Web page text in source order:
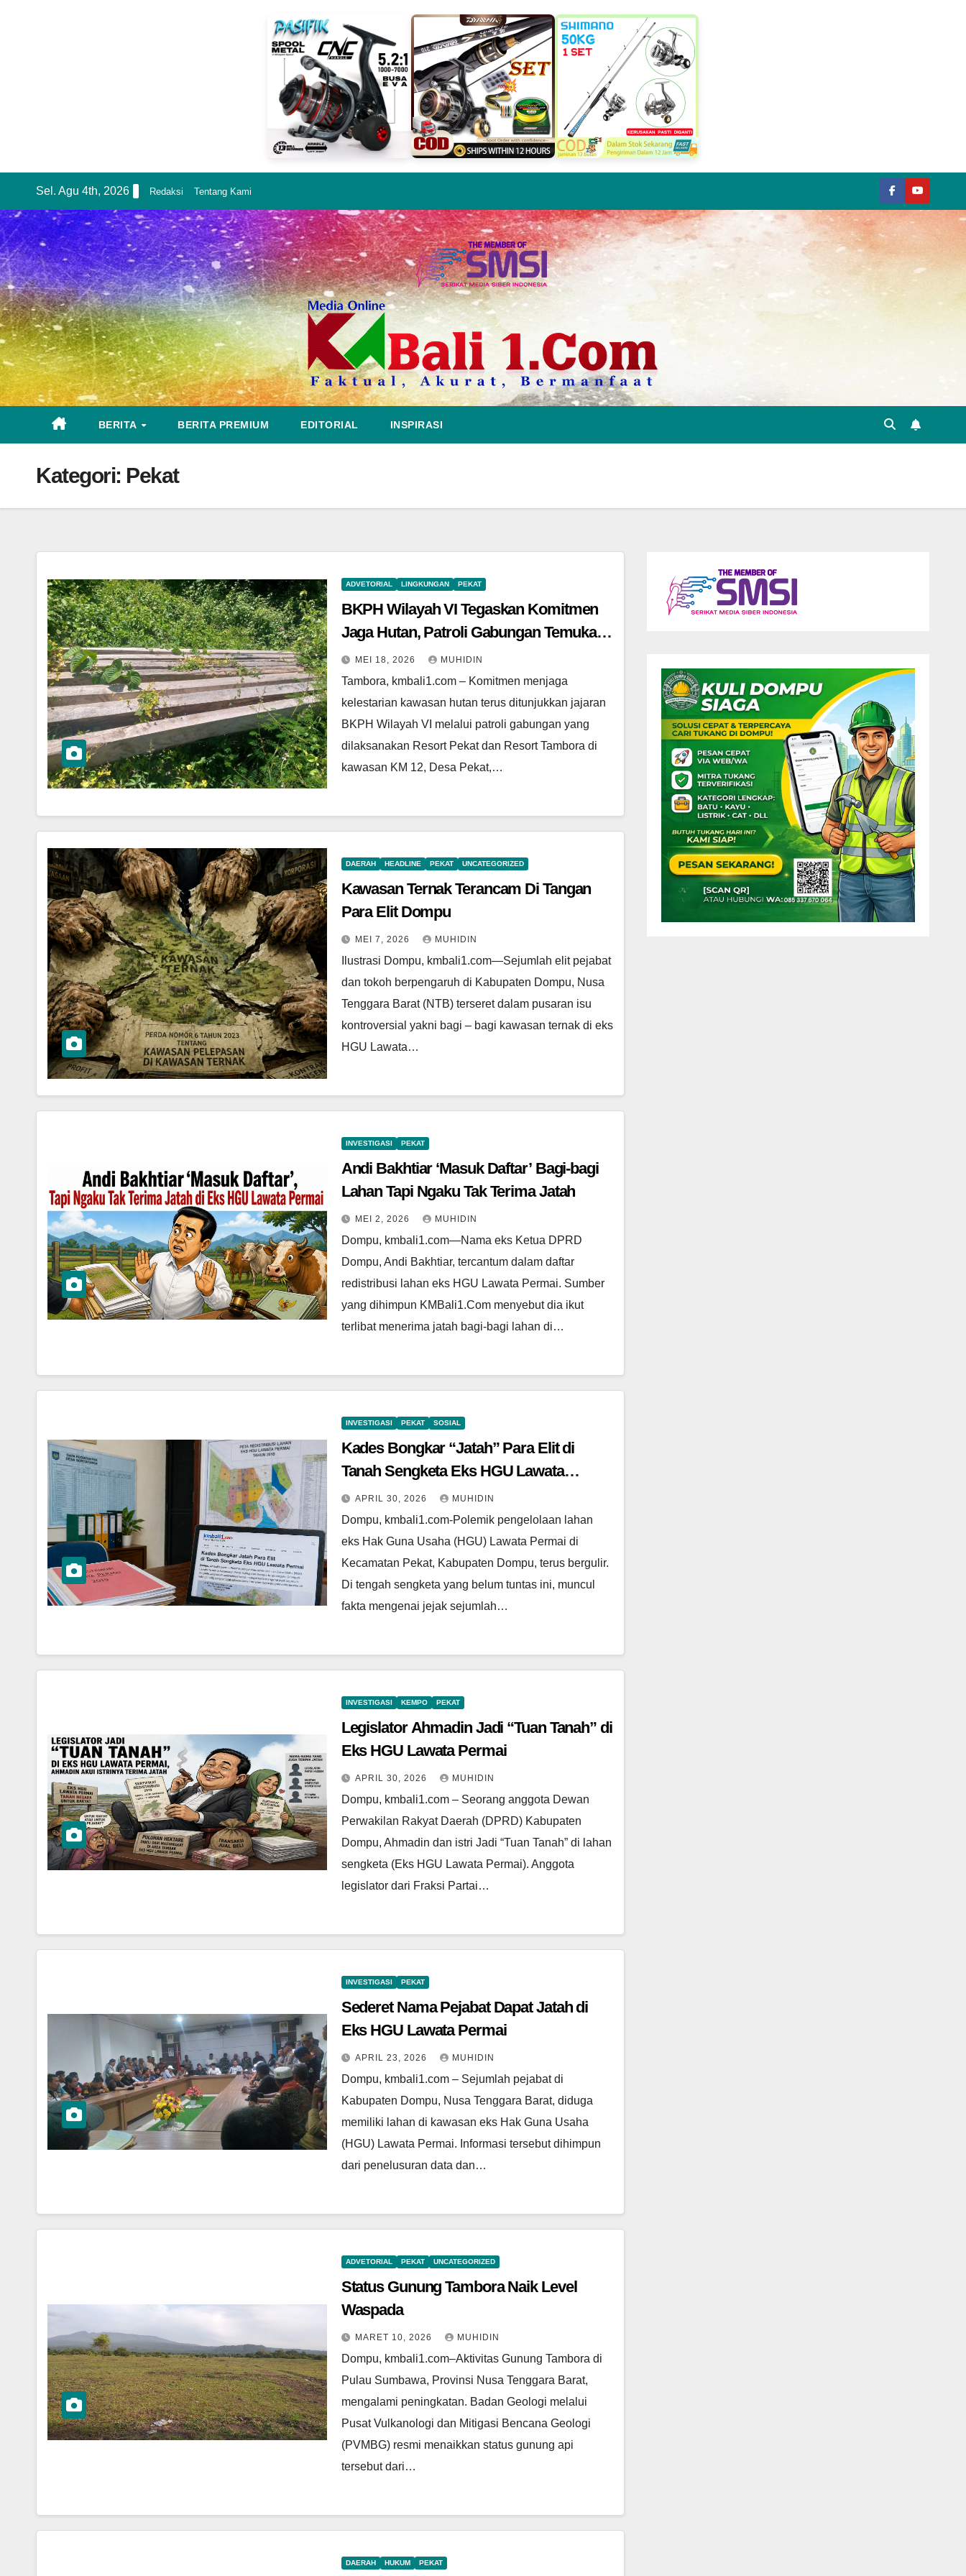
content
Sel. Agu 4th, 2026 Redaksi Tentang Kami
BERITA BERITA PREMIUM EDITORIAL INSPIRASI
Kategori: Pekat
ADVETORIAL LINGKUNGAN PEKAT
BKPH Wilayah VI Tegaskan Komitmen
Jaga Hutan, Patroli Gabungan Temukan
Sisa Kayu Angkutan
MEI 18, 2026 MUHIDIN
Tambora, kmbali1.com – Komitmen menjaga
kelestarian kawasan hutan terus ditunjukkan jajaran
BKPH Wilayah VI melalui patroli gabungan yang
dilaksanakan Resort Pekat dan Resort Tambora di
kawasan KM 12, Desa Pekat,…
DAERAH HEADLINE PEKAT UNCATEGORIZED
Kawasan Ternak Terancam Di Tangan
Para Elit Dompu
MEI 7, 2026 MUHIDIN
Ilustrasi Dompu, kmbali1.com—Sejumlah elit pejabat
dan tokoh berpengaruh di Kabupaten Dompu, Nusa
Tenggara Barat (NTB) terseret dalam pusaran isu
kontroversial yakni bagi – bagi kawasan ternak di eks
HGU Lawata…
INVESTIGASI PEKAT
Andi Bakhtiar ‘Masuk Daftar’ Bagi-bagi
Lahan Tapi Ngaku Tak Terima Jatah
MEI 2, 2026 MUHIDIN
Dompu, kmbali1.com—Nama eks Ketua DPRD
Dompu, Andi Bakhtiar, tercantum dalam daftar
redistribusi lahan eks HGU Lawata Permai. Sumber
yang dihimpun KMBali1.Com menyebut dia ikut
terlibat menerima jatah bagi-bagi lahan di…
INVESTIGASI PEKAT SOSIAL
Kades Bongkar “Jatah” Para Elit di
Tanah Sengketa Eks HGU Lawata
Permai
APRIL 30, 2026 MUHIDIN
Dompu, kmbali1.com-Polemik pengelolaan lahan
eks Hak Guna Usaha (HGU) Lawata Permai di
Kecamatan Pekat, Kabupaten Dompu, terus bergulir.
Di tengah sengketa yang belum tuntas ini, muncul
fakta mengenai jejak sejumlah…
INVESTIGASI KEMPO PEKAT
Legislator Ahmadin Jadi “Tuan Tanah” di
Eks HGU Lawata Permai
APRIL 30, 2026 MUHIDIN
Dompu, kmbali1.com – Seorang anggota Dewan
Perwakilan Rakyat Daerah (DPRD) Kabupaten
Dompu, Ahmadin dan istri Jadi “Tuan Tanah” di lahan
sengketa (Eks HGU Lawata Permai). Anggota
legislator dari Fraksi Partai…
INVESTIGASI PEKAT
Sederet Nama Pejabat Dapat Jatah di
Eks HGU Lawata Permai
APRIL 23, 2026 MUHIDIN
Dompu, kmbali1.com – Sejumlah pejabat di
Kabupaten Dompu, Nusa Tenggara Barat, diduga
memiliki lahan di kawasan eks Hak Guna Usaha
(HGU) Lawata Permai. Informasi tersebut dihimpun
dari penelusuran data dan…
ADVETORIAL PEKAT UNCATEGORIZED
Status Gunung Tambora Naik Level
Waspada
MARET 10, 2026 MUHIDIN
Dompu, kmbali1.com–Aktivitas Gunung Tambora di
Pulau Sumbawa, Provinsi Nusa Tenggara Barat,
mengalami peningkatan. Badan Geologi melalui
Pusat Vulkanologi dan Mitigasi Bencana Geologi
(PVMBG) resmi menaikkan status gunung api
tersebut dari…
DAERAH HUKUM PEKAT